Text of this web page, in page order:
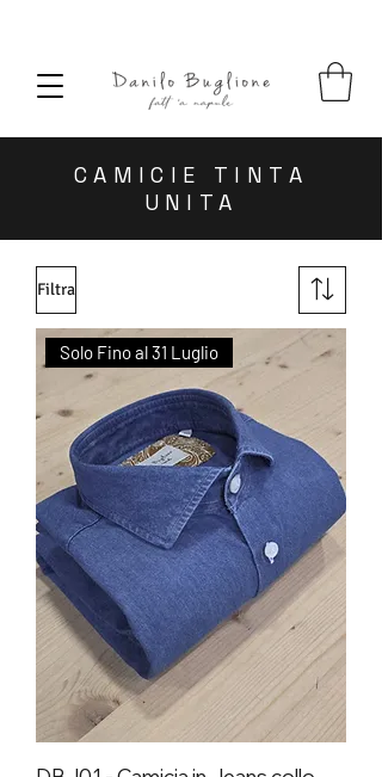
CAMICIE TINTA
UNITA
Filtra
Solo Fino al 31 Luglio